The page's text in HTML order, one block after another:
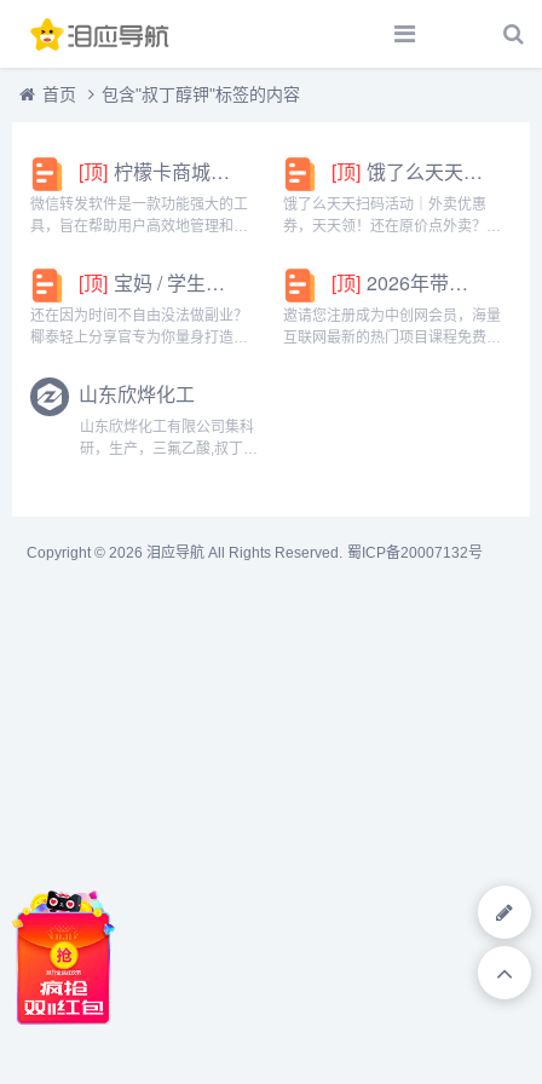
首页 包含"叔丁醇钾"标签的内容
[顶] 柠檬卡商城24h自动发卡平台虚拟商品激活码自助购买商城
微信转发软件是一款功能强大的工
具，旨在帮助用户高效地管理和操
能，包括一键转发、朋友圈转发和
微信抢红包等。一键转发软件使得
用户可以轻松地将消息、图片或其
他内容快速转发给多个...
[顶] 饿了么天天扫码活动｜外卖优惠券，天天领！
饿了么天天扫码活动｜外卖优惠
券，天天领！还在原价点外卖？你
码活动」，用微信扫一扫，就能领
外卖专属优惠券，先领券再下单，
省钱更划算！优惠覆盖全场景早餐
汉堡、午餐快餐、晚餐炸...
[顶] 宝妈 / 学生党看过来！椰泰轻上分享官，时间自由，在家也能赚
还在因为时间不自由没法做副业？
椰泰轻上分享官专为你量身打造！
是想赚生活费的学生党，都能在这
里找到适合自己的增收方式。成为
分享官，你可以自由安排时间：带
娃间隙、下课碎片、睡...
[顶] 2026年带你闷声赚大钱，轻松月赚1000+
邀请您注册成为中创网会员，海量
互联网最新的热门项目课程免费学
山东欣烨化工
山东欣烨化工有限公司集科
研，生产，三氟乙酸,叔丁醇
氟丙酸甲酯,三氟丙酸,三氟
Copyright © 2026 泪应导航 All Rights Reserved. 蜀ICP备20007132号